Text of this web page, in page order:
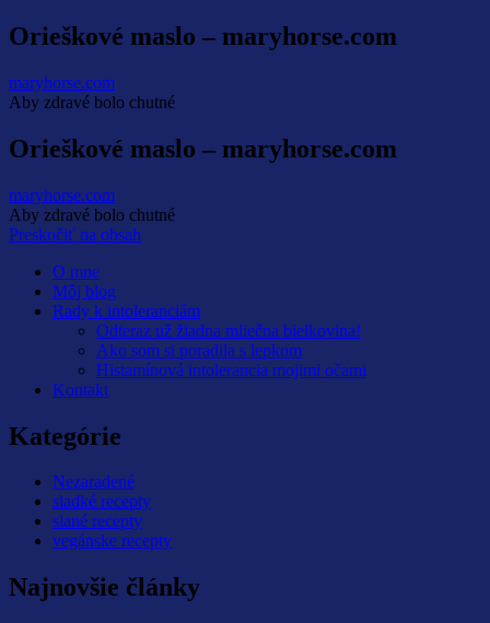
Orieškové maslo – maryhorse.com
maryhorse.com
Aby zdravé bolo chutné
Orieškové maslo – maryhorse.com
maryhorse.com
Aby zdravé bolo chutné
Preskočiť na obsah
O mne
Môj blog
Rady k intoleranciám
Odteraz už žiadna mliečna bielkovina!
Ako som si poradila s lepkom
Histamínová intolerancia mojimi očami
Kontakt
Kategórie
Nezaradené
sladké recepty
slané recepty
vegánske recepty
Najnovšie články